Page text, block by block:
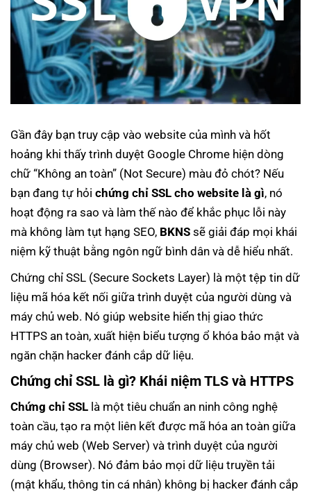
Gần đây bạn truy cập vào website của mình và hốt
hoảng khi thấy trình duyệt Google Chrome hiện dòng
chữ “Không an toàn” (Not Secure) màu đỏ chót? Nếu
bạn đang tự hỏi chứng chỉ SSL cho website là gì, nó
hoạt động ra sao và làm thế nào để khắc phục lỗi này
mà không làm tụt hạng SEO, BKNS sẽ giải đáp mọi khái
niệm kỹ thuật bằng ngôn ngữ bình dân và dễ hiểu nhất.
Chứng chỉ SSL (Secure Sockets Layer) là một tệp tin dữ
liệu mã hóa kết nối giữa trình duyệt của người dùng và
máy chủ web. Nó giúp website hiển thị giao thức
HTTPS an toàn, xuất hiện biểu tượng ổ khóa bảo mật và
ngăn chặn hacker đánh cắp dữ liệu.
Chứng chỉ SSL là gì? Khái niệm TLS và HTTPS
Chứng chỉ SSL là một tiêu chuẩn an ninh công nghệ
toàn cầu, tạo ra một liên kết được mã hóa an toàn giữa
máy chủ web (Web Server) và trình duyệt của người
dùng (Browser). Nó đảm bảo mọi dữ liệu truyền tải
(mật khẩu, thông tin cá nhân) không bị hacker đánh cắp